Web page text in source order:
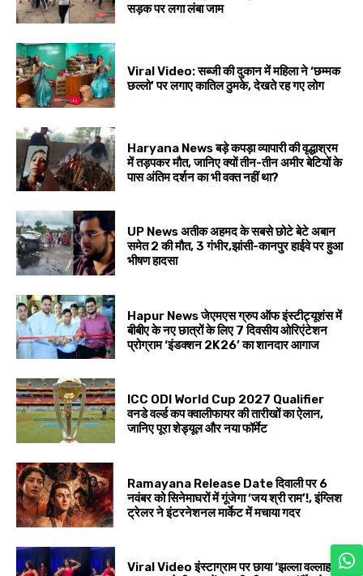
सड़क पर लगा लंबा जाम
Viral Video: सब्जी की दुकान में महिला ने ‘छम्मक
छल्लो’ पर लगाए कातिल ठुमके, देखते रह गए लोग
Haryana News बड़े कपड़ा व्यापारी की वृद्धाश्रम
में तड़पकर मौत, जानिए क्यों तीन-तीन अमीर बेटियों के
पास अंतिम दर्शन का भी वक्त नहीं था?
UP News अतीक अहमद के सबसे छोटे बेटे अबान
समेत 2 की मौत, 3 गंभीर,झांसी-कानपुर हाईवे पर हुआ
भीषण हादसा
Hapur News जेएमएस ग्रुप ऑफ इंस्टीट्यूशंस में
बीबीए के नए छात्रों के लिए 7 दिवसीय ओरिएंटेशन
प्रोग्राम ‘इंडक्शन 2K26’ का शानदार आगाज
ICC ODI World Cup 2027 Qualifier
वनडे वर्ल्ड कप क्वालीफायर की तारीखों का ऐलान,
जानिए पूरा शेड्यूल और नया फॉर्मेट
Ramayana Release Date दिवाली पर 6
नवंबर को सिनेमाघरों में गूंजेगा ‘जय श्री राम’!, इंग्लिश
ट्रेलर ने इंटरनेशनल मार्केट में मचाया गदर
Viral Video इंस्टाग्राम पर छाया ‘झल्ला वल्लाह’